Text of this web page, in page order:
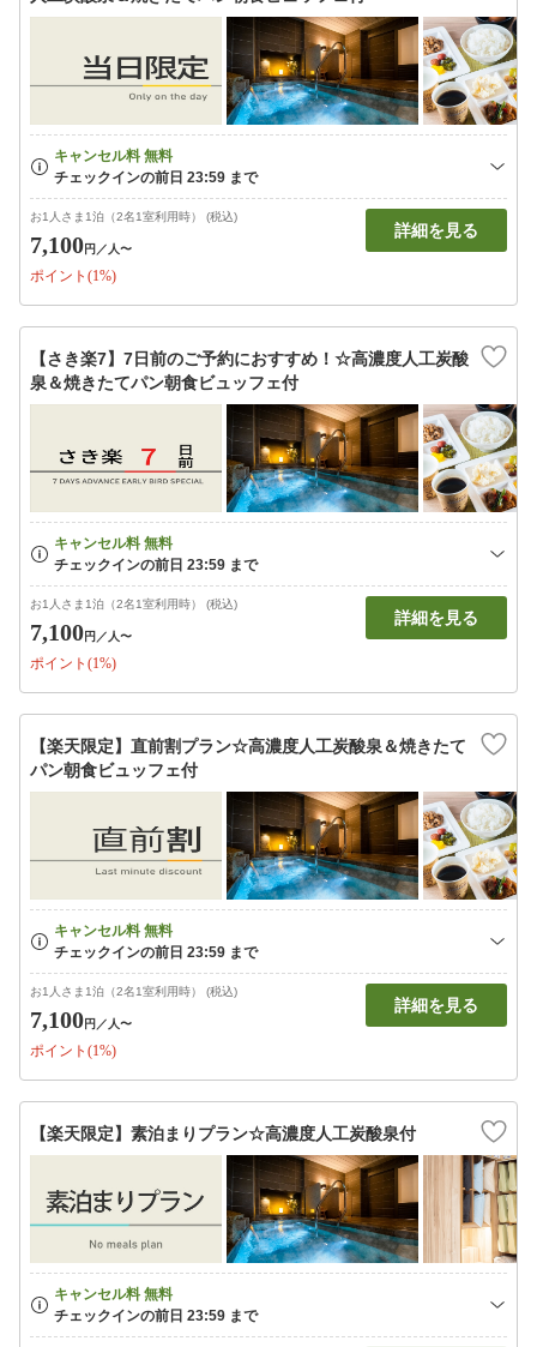
お1人さま1泊（2名1室利用時） (税込)
7,100円 ／人〜
ポイント(1%)
詳細を見る
【さき楽7】7日前のご予約におすすめ！☆高濃度人工炭酸
泉＆焼きたてパン朝食ビュッフェ付
お1人さま1泊（2名1室利用時） (税込)
7,100円 ／人〜
ポイント(1%)
詳細を見る
【楽天限定】直前割プラン☆高濃度人工炭酸泉＆焼きたて
パン朝食ビュッフェ付
お1人さま1泊（2名1室利用時） (税込)
7,100円 ／人〜
ポイント(1%)
詳細を見る
【楽天限定】素泊まりプラン☆高濃度人工炭酸泉付